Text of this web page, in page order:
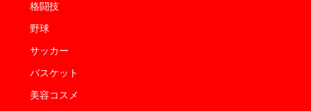
格闘技
野球
サッカー
バスケット
美容コスメ